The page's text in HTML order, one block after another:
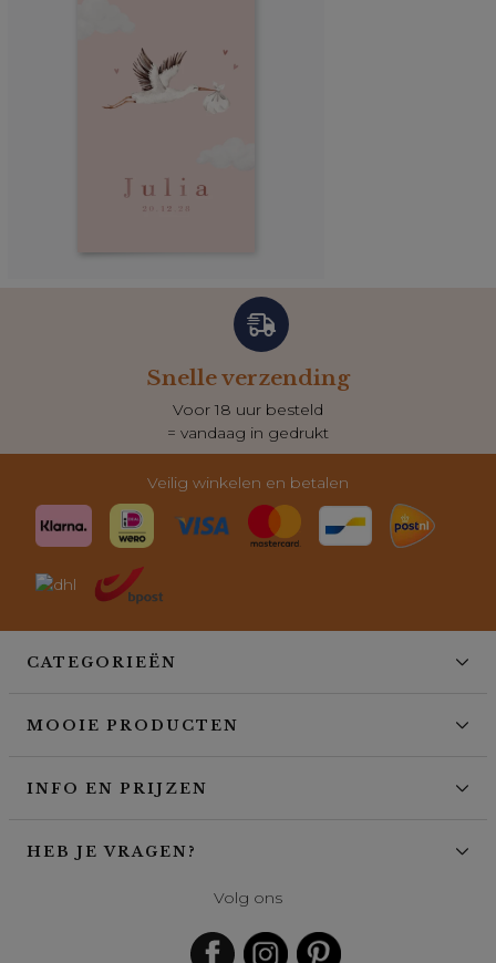
Snelle verzending
Voor 18 uur besteld
= vandaag in gedrukt
Veilig winkelen en betalen
CATEGORIEËN
MOOIE PRODUCTEN
INFO EN PRIJZEN
HEB JE VRAGEN?
Volg ons